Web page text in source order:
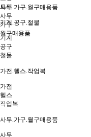
트리
기계.공구.철물
기계
공구
철물
가전.헬스.작업복
가전
헬스
작업복
사무.가구.월구매용품
사무
사무.가구.월구매용품
사무
가구
월구매용품